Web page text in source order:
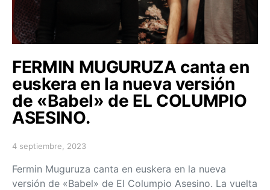
FERMIN MUGURUZA canta en
euskera en la nueva versión
de «Babel» de EL COLUMPIO
ASESINO.
Posted on
4 septiembre, 2023
Fermin Muguruza canta en euskera en la nueva
versión de «Babel» de El Columpio Asesino. La vuelta